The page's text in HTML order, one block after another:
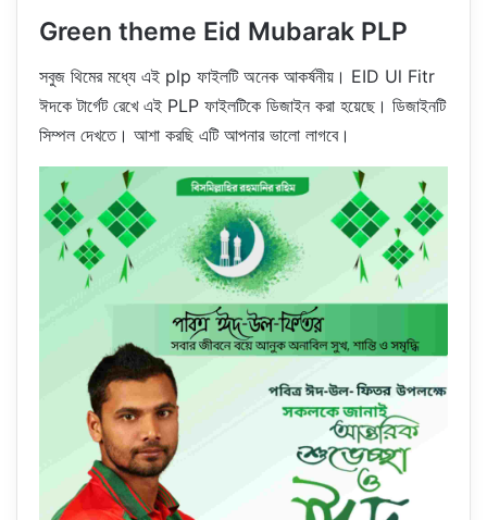
Green theme Eid Mubarak PLP
সবুজ থিমের মধ্যে এই plp ফাইলটি অনেক আকর্ষনীয়। EID Ul Fitr
ঈদকে টার্গেট রেখে এই PLP ফাইলটিকে ডিজাইন করা হয়েছে। ডিজাইনটি
সিম্পল দেখতে। আশা করছি এটি আপনার ভালো লাগবে।